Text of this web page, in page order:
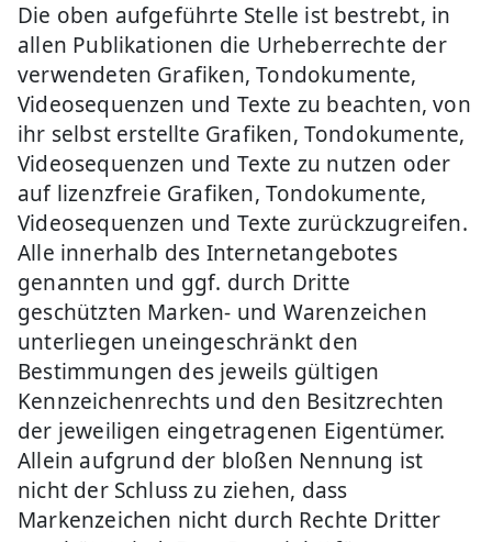
Die oben aufgeführte Stelle ist bestrebt, in
allen Publikationen die Urheberrechte der
verwendeten Grafiken, Tondokumente,
Videosequenzen und Texte zu beachten, von
ihr selbst erstellte Grafiken, Tondokumente,
Videosequenzen und Texte zu nutzen oder
auf lizenzfreie Grafiken, Tondokumente,
Videosequenzen und Texte zurückzugreifen.
Alle innerhalb des Internetangebotes
genannten und ggf. durch Dritte
geschützten Marken- und Warenzeichen
unterliegen uneingeschränkt den
Bestimmungen des jeweils gültigen
Kennzeichenrechts und den Besitzrechten
der jeweiligen eingetragenen Eigentümer.
Allein aufgrund der bloßen Nennung ist
nicht der Schluss zu ziehen, dass
Markenzeichen nicht durch Rechte Dritter